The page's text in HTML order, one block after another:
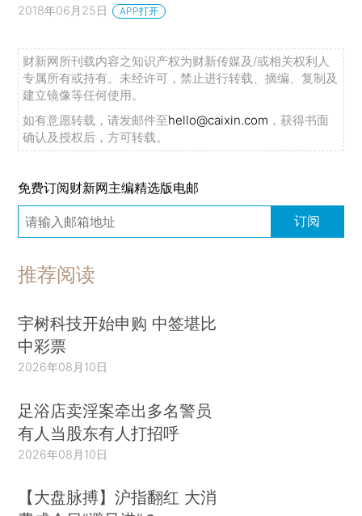
2018年06月25日 APP打开
财新网所刊载内容之知识产权为财新传媒及/或相关权利人
专属所有或持有。未经许可，禁止进行转载、摘编、复制及
建立镜像等任何使用。
如有意愿转载，请发邮件至hello@caixin.com ，获得书面
确认及授权后，方可转载。
免费订阅财新网主编精选版电邮
订阅
推荐阅读
宇树科技开始申购 中签堪比
中彩票
2026年08月10日
足浴店卖淫案牵出多名警员
有人当股东有人打招呼
2026年08月10日
【大盘脉搏】沪指翻红 大消